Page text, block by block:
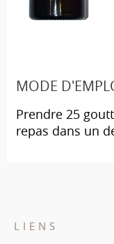
MODE
Prendre 25
repas dans un
LIENS